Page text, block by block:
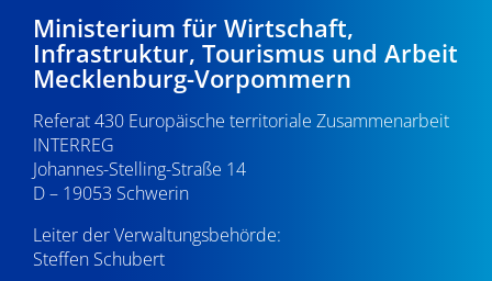
Ministerium für Wirtschaft,
Infrastruktur, Tourismus und Arbeit
Mecklenburg-Vorpommern
Referat 430 Europäische territoriale Zusammenarbeit
INTERREG
Johannes-Stelling-Straße 14
D – 19053 Schwerin
Leiter der Verwaltungsbehörde:
Steffen Schubert